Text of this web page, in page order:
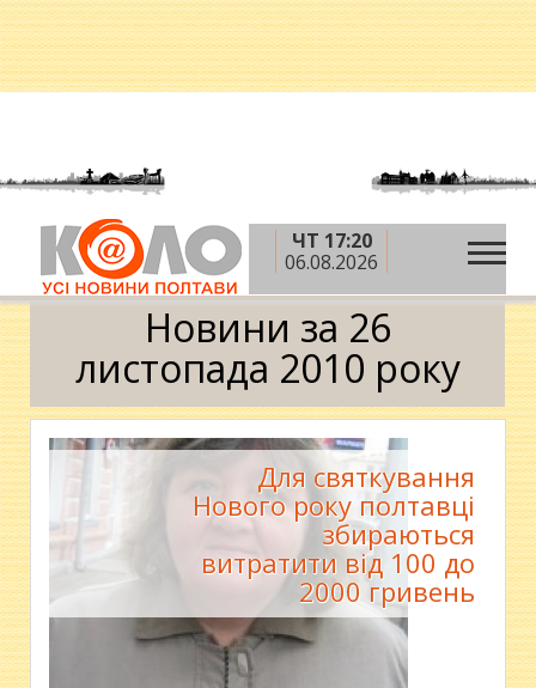
ЧТ 17:20
06.08.2026
Головна » 2010 рік » листопад »
26 листопада
Календар
Новини за 26
листопада 2010 року
Для святкування
Нового року полтавці
збираються
витратити від 100 до
2000 гривень